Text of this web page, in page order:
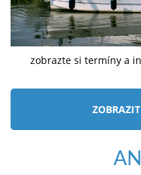
zobrazte si termíny a